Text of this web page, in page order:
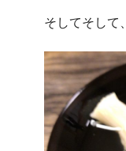
そしてそして、